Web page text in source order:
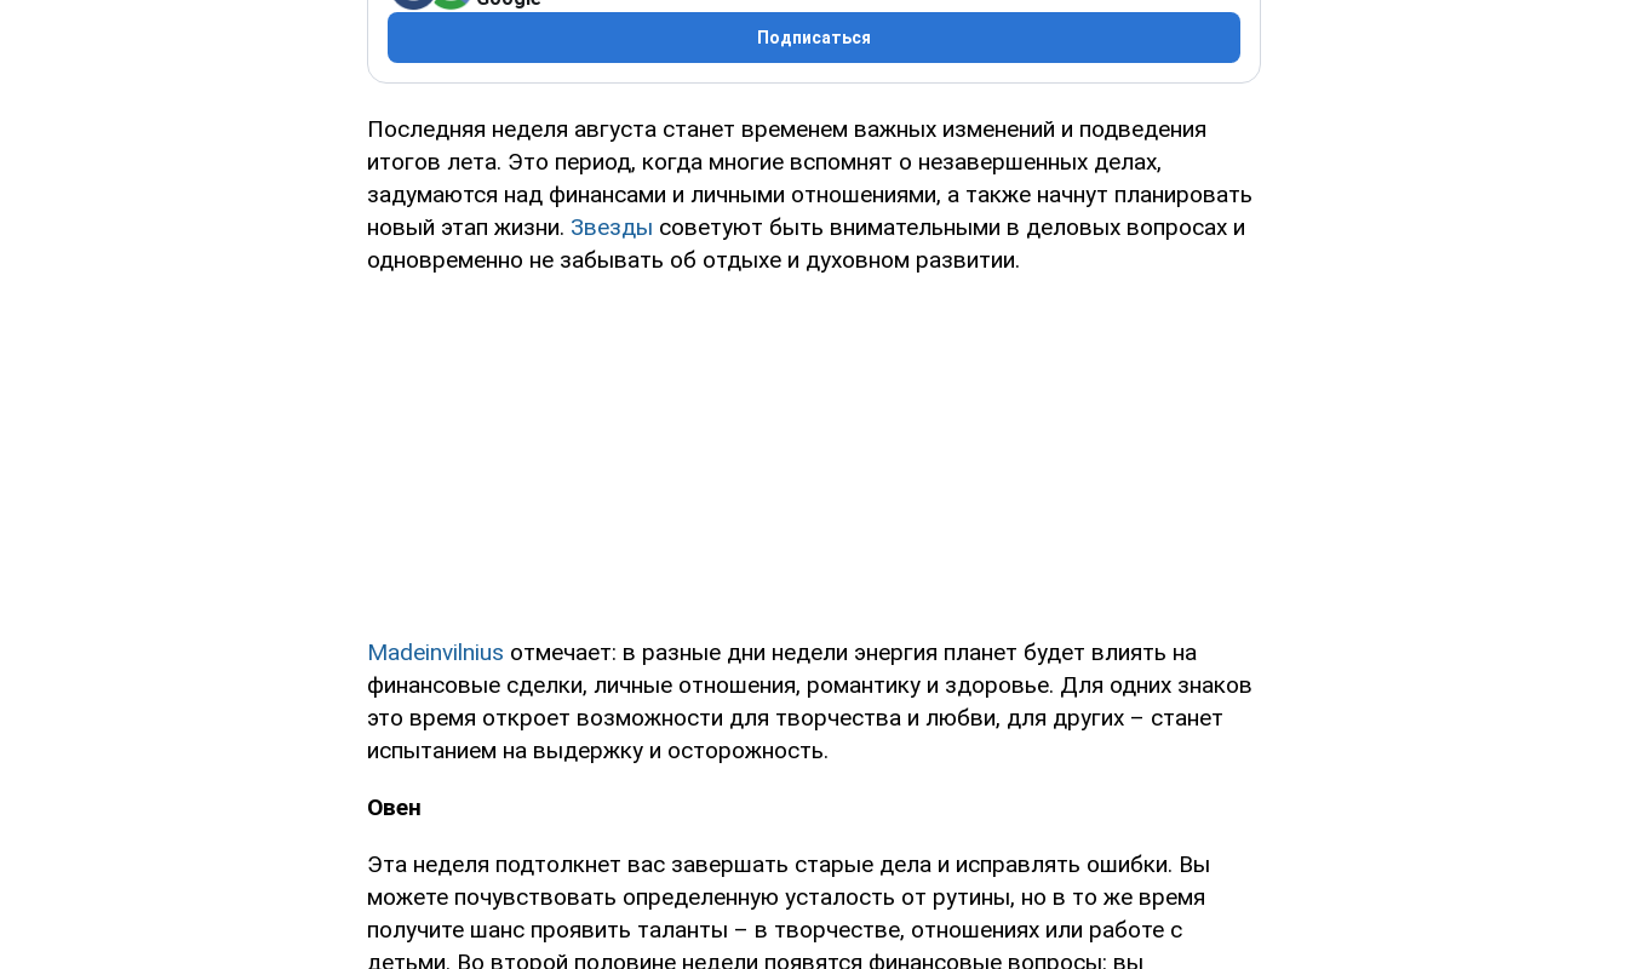
Подписаться
Последняя неделя августа станет временем важных изменений и подведения
итогов лета. Это период, когда многие вспомнят о незавершенных делах,
задумаются над финансами и личными отношениями, а также начнут планировать
новый этап жизни. Звезды советуют быть внимательными в деловых вопросах и
одновременно не забывать об отдыхе и духовном развитии.
Madeinvilnius отмечает: в разные дни недели энергия планет будет влиять на
финансовые сделки, личные отношения, романтику и здоровье. Для одних знаков
это время откроет возможности для творчества и любви, для других – станет
испытанием на выдержку и осторожность.
Овен
Эта неделя подтолкнет вас завершать старые дела и исправлять ошибки. Вы
можете почувствовать определенную усталость от рутины, но в то же время
получите шанс проявить таланты – в творчестве, отношениях или работе с
детьми. Во второй половине недели появятся финансовые вопросы: вы